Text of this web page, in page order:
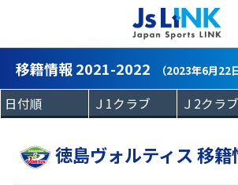
移籍情報 2021-2022 （2023年6月22
徳島ヴォルティス 移籍